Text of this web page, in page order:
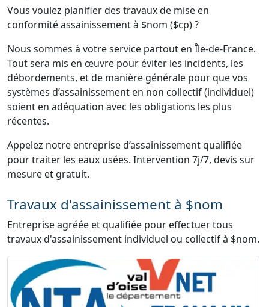
Vous voulez planifier des travaux de mise en
conformité assainissement à $nom ($cp) ?
Nous sommes à votre service partout en Île-de-France.
Tout sera mis en œuvre pour éviter les incidents, les
débordements, et de manière générale pour que vos
systèmes d’assainissement en non collectif (individuel)
soient en adéquation avec les obligations les plus
récentes.
Appelez notre entreprise d’assainissement qualifiée
pour traiter les eaux usées. Intervention 7j/7, devis sur
mesure et gratuit.
Travaux d'assainissement à $nom
Entreprise agréée et qualifiée pour effectuer tous
travaux d'assainissement individuel ou collectif à $nom.